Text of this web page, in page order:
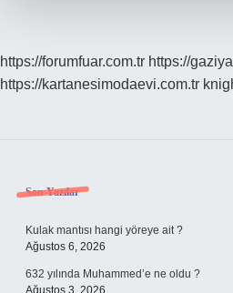
https://forumfuar.com.tr https://
https://kartanesimodaevi.com.tr
Sidebar
Son Yazılar
Kulak mantısı hangi yöreye ait ?
Ağustos 6, 2026
632 yılında Muhammed’e ne oldu ?
Ağustos 3, 2026